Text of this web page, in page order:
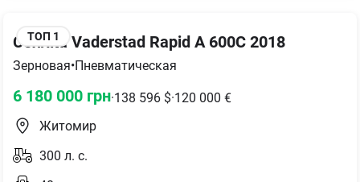
ТОП 1
Сеялка Vaderstad Rapid A 600C 2018
Зерновая•Пневматическая
6 180 000 грн·138 596 $·120 000 €
Житомир
300 л. с.